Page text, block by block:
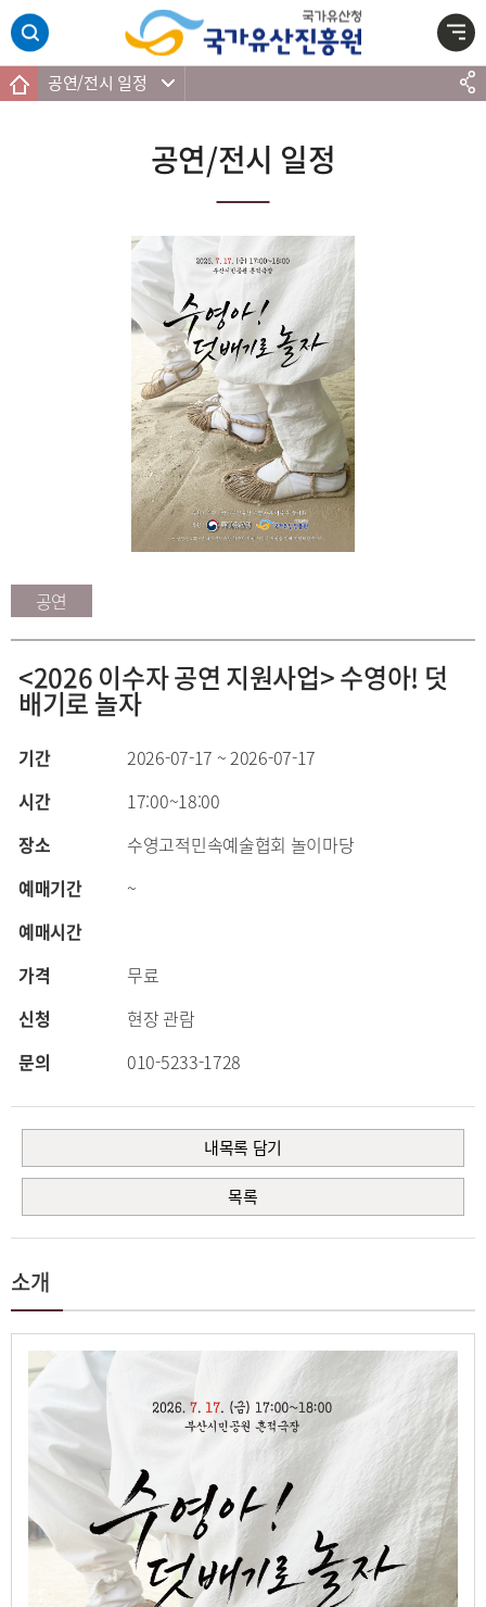
본문 바로가기
주메뉴 바로가기
하단 바로가기
공연/전시 일정
공연/전시 일정
공연
<2026 이수자 공연 지원사업> 수영아! 덧
배기로 놀자
기간
2026-07-17 ~ 2026-07-17
시간
17:00~18:00
장소
수영고적민속예술협회 놀이마당
예매기간
~
예매시간
가격
무료
신청
현장 관람
문의
010-5233-1728
내목록 담기
목록
소개